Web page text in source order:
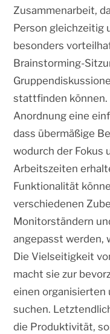
Zusammenarbeit,
Person gleichzeitig
besonders
Brainstorming-
stattfinden können.
Anordnung eine
dass übermäßige
wodurch der Fokus
Arbeitszeiten
Funktionalität
verschiedenen
Monitorständern
angepasst werden,
Die Vielseitigkeit
macht sie zur
einen
suchen.
die Produktivität,